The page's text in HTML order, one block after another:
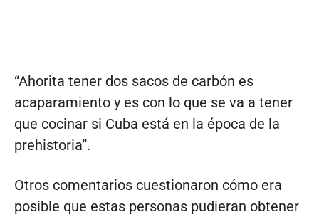
“Ahorita tener dos sacos de carbón es
acaparamiento y es con lo que se va a tener
que cocinar si Cuba está en la época de la
prehistoria”.
Otros comentarios cuestionaron cómo era
posible que estas personas pudieran obtener